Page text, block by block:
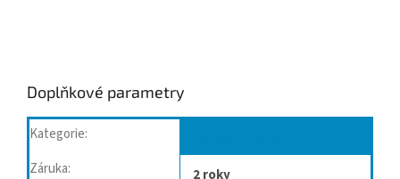
Doplňkové parametry
Kategorie:
Záruka:
2 roky